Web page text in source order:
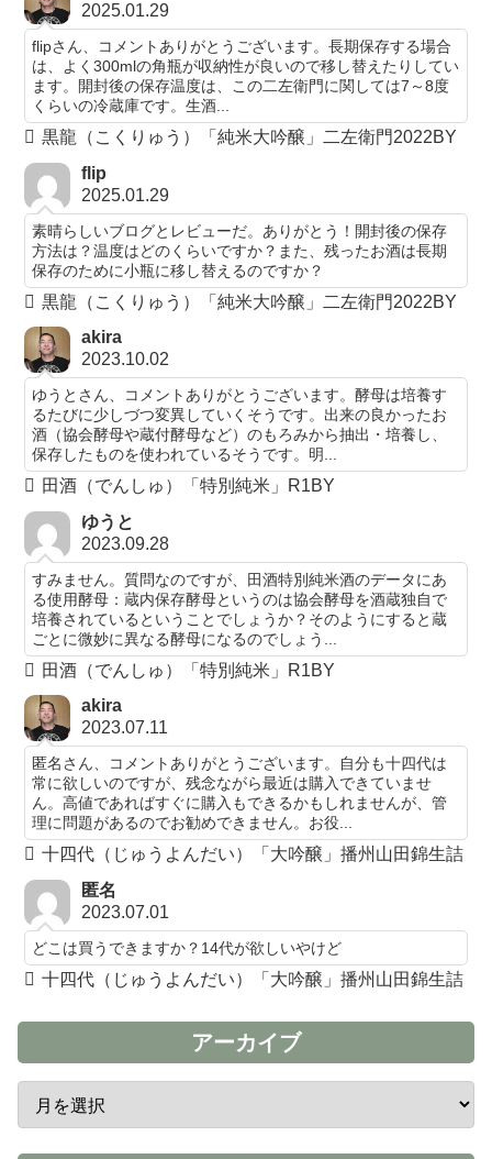
2025.01.29
flipさん、コメントありがとうございます。長期保存する場合
は、よく300mlの角瓶が収納性が良いので移し替えたりしてい
ます。開封後の保存温度は、この二左衛門に関しては7～8度
くらいの冷蔵庫です。生酒...
黒龍（こくりゅう）「純米大吟醸」二左衛門2022BY
flip
2025.01.29
素晴らしいブログとレビューだ。ありがとう！開封後の保存
方法は？温度はどのくらいですか？また、残ったお酒は長期
保存のために小瓶に移し替えるのですか？
黒龍（こくりゅう）「純米大吟醸」二左衛門2022BY
akira
2023.10.02
ゆうとさん、コメントありがとうございます。酵母は培養す
るたびに少しづつ変異していくそうです。出来の良かったお
酒（協会酵母や蔵付酵母など）のもろみから抽出・培養し、
保存したものを使われているそうです。明...
田酒（でんしゅ）「特別純米」R1BY
ゆうと
2023.09.28
すみません。質問なのですが、田酒特別純米酒のデータにあ
る使用酵母：蔵内保存酵母というのは協会酵母を酒蔵独自で
培養されているということでしょうか？そのようにすると蔵
ごとに微妙に異なる酵母になるのでしょう...
田酒（でんしゅ）「特別純米」R1BY
akira
2023.07.11
匿名さん、コメントありがとうございます。自分も十四代は
常に欲しいのですが、残念ながら最近は購入できていませ
ん。高値であればすぐに購入もできるかもしれませんが、管
理に問題があるのでお勧めできません。お役...
十四代（じゅうよんだい）「大吟醸」播州山田錦生詰
匿名
2023.07.01
どこは買うできますか？14代が欲しいやけど
十四代（じゅうよんだい）「大吟醸」播州山田錦生詰
アーカイブ